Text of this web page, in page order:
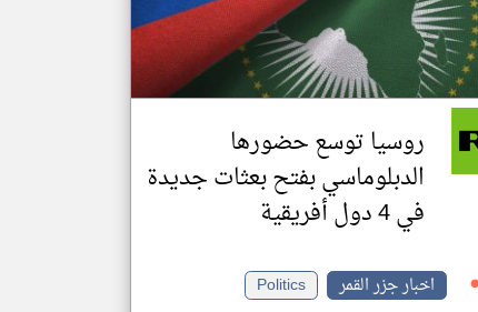
تغيير الدولة
اخبار جزر القمر على مدار الساعة
أهم اخبار جزر القمر العاجلة والمباشرة
روسيا توسع حضورها
الدبلوماسي بفتح بعثات جديدة
في 4 دول أفريقية
اخبار جزر القمر
Politics
klyoum.com